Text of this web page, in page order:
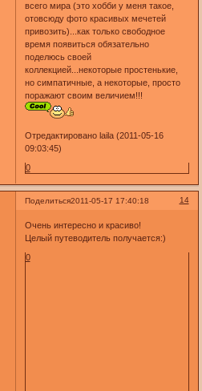
всего мира (это хобби у меня такое,
отовсюду фото красивых мечетей
привозить)...как только свободное
время появиться обязательно
поделюсь своей
коллекцией...некоторые простенькие,
но симпатичные, а некоторые, просто
поражают своим величием!!!
Отредактировано laila (2011-05-16
09:03:45)
0
Поделиться 14
2011-05-17 17:40:18
Очень интересно и красиво!
Целый путеводитель получается:)
0